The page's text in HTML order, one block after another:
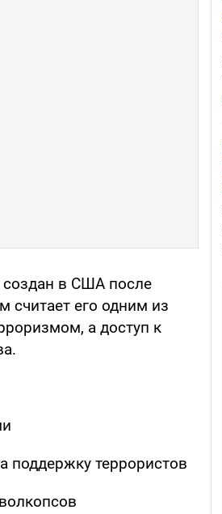
в США после
считает его одним из
а доступ к
террористов